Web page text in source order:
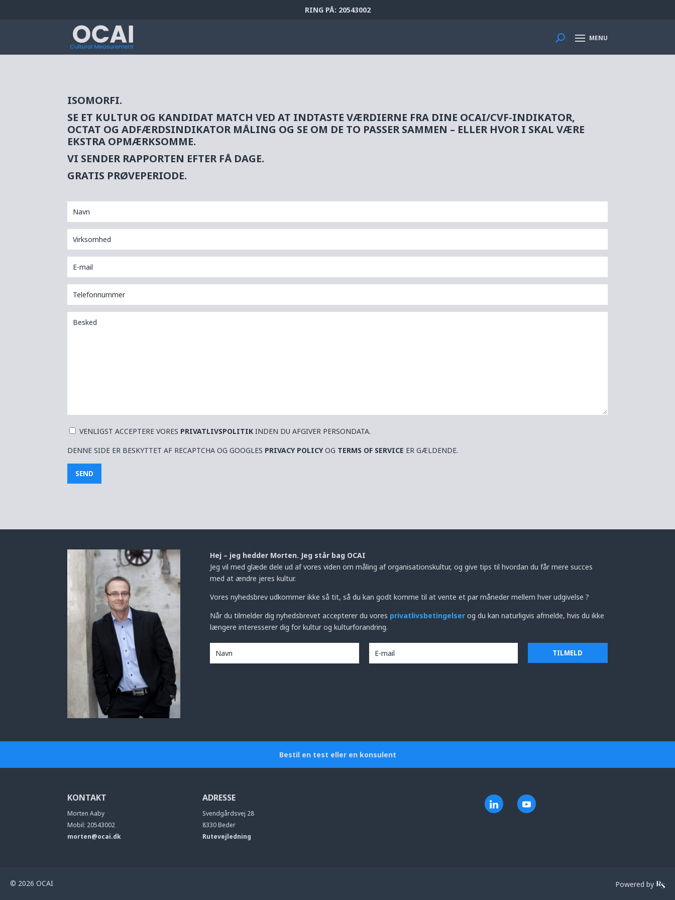
RING PÅ: 20543002
MENU
ISOMORFI.
SE ET KULTUR OG KANDIDAT MATCH VED AT INDTASTE VÆRDIERNE FRA DINE OCAI/CVF-INDIKATOR,
OCTAT OG ADFÆRDSINDIKATOR MÅLING OG SE OM DE TO PASSER SAMMEN – ELLER HVOR I SKAL VÆRE
EKSTRA OPMÆRKSOMME.
VI SENDER RAPPORTEN EFTER FÅ DAGE.
GRATIS PRØVEPERIODE.
VENLIGST ACCEPTERE VORES PRIVATLIVSPOLITIKINDEN DU AFGIVER PERSONDATA.
DENNE SIDE ER BESKYTTET AF RECAPTCHA OG GOOGLES PRIVACY POLICYOG TERMS OF SERVICE ER GÆLDENDE.
Hej – jeg hedder Morten. Jeg står bag OCAI
Jeg vil med glæde dele ud af vores viden om måling af organisationskultur, og give tips til hvordan du får mere succes
med at ændre jeres kultur.
Vores nyhedsbrev udkommer ikke så tit, så du kan godt komme til at vente et par måneder mellem hver udgivelse ?
Når du tilmelder dig nyhedsbrevet accepterer du vores privatlivsbetingelser og du kan naturligvis afmelde, hvis du ikke
længere interesserer dig for kultur og kulturforandring.
Bestil en test eller en konsulent
KONTAKT
Morten Aaby
Mobil: 20543002
morten@ocai.dk
ADRESSE
Svendgårdsvej 28
8330 Beder
Rutevejledning
© 2026 OCAI Powered by